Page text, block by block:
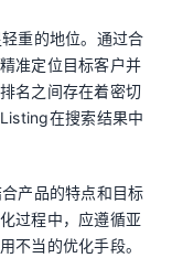
重的地位。通过合
准定位目标客户并
名之间存在着密切
在搜索结果中
产品的特点和目标
过程中，应遵循亚
不当的优化手段。